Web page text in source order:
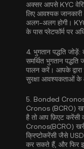
अक्सर आपसेKYC
लिए आवश्यक जानकारी
अलग-अलग होगी।
के पास प्लेटफॉर्म पर
4. भुगतान पद्धति जोड़ें:
समर्थित भुगतान पद्धति
पालन करें। आपके
सुरक्षा आवश्यकताओं के
5. Bonded
Cronos (BCRO)
है तो आप फ़िएट
Cronos(BCRO)
क्रिप्टोकरेंसी जैसे
कर सकते हैं, और फिर